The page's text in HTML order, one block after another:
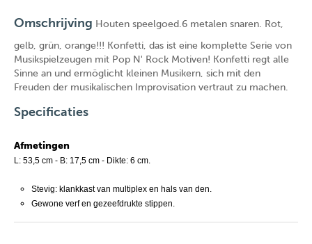
Omschrijving Houten speelgoed.6 metalen snaren. Rot,
gelb, grün, orange!!! Konfetti, das ist eine komplette Serie von
Musikspielzeugen mit Pop N' Rock Motiven! Konfetti regt alle
Sinne an und ermöglicht kleinen Musikern, sich mit den
Freuden der musikalischen Improvisation vertraut zu machen.
Specificaties
Afmetingen
L: 53,5 cm - B: 17,5 cm - Dikte: 6 cm.
Stevig: klankkast van multiplex en hals van den.
Gewone verf en gezeefdrukte stippen.